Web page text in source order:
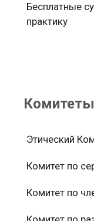
Бесплатные
практику
Этический
Комитет по
Комитет по